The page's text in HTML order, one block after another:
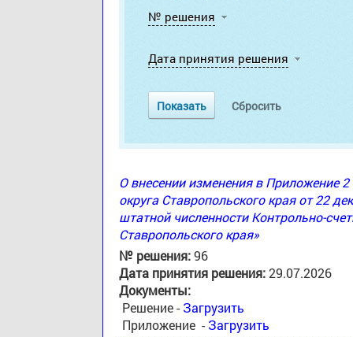
№ решения
Дата принятия решения
О внесении изменения в Приложение
округа Ставропольского края от 22
штатной численности Контрольно-
Ставропольского края»
№ решения:96
Дата принятия решения:29.07.2026
Документы:
Решение - Загрузить
Приложение - Загрузить